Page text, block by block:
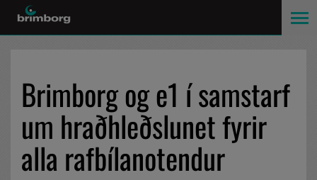
Brimborg og e1 í samstarf
um hraðhleðslunet fyrir
alla rafbílanotendur